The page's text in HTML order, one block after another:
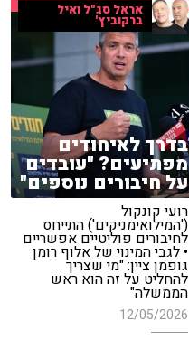
אראל סג"ל ואיל
ברקוביץ'
בדרך לאיחודים
מפתיעים? "עובדים
על חיבורים נוספים"
רועי קונקול
('המילואימניקים') התייחס
לחיבורים פוליטיים אפשריים
• לגבי המינוי של אלוף רומן
גופמן ציין: "מי שצריך
להחליט על זה הוא ראש
הממשלה"
12/05/2026